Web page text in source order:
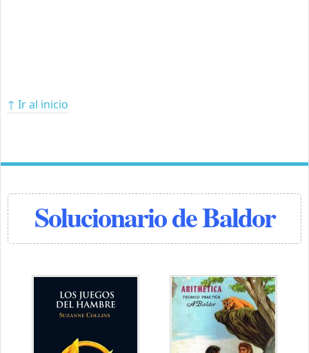
↑ Ir al inicio
Solucionario de Baldor